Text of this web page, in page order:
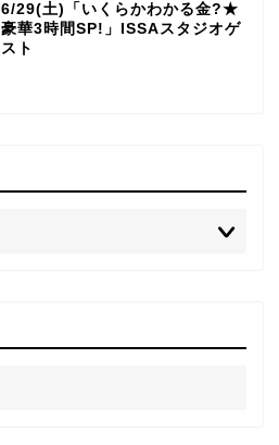
6/29(土)「いくらかわかる金?★
豪華3時間SP!」ISSAスタジオゲ
スト